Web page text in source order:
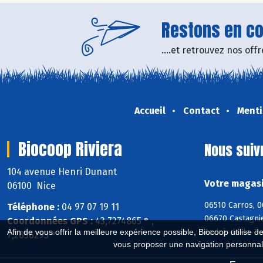
Afin de vous offrir la meilleure expérience possible, Biocoop utilise
vous proposer une navigation
Restons en
....et retrouvez nos
Accueil Contact
Biocoop Riviera
104 avenue Henri Dunant
06100 Nice
Téléphone : 04 97 07 19 11
Coordonnées GPS :43,7274865 ° ,
7,2656293 °
Nous
Votre
06510 Carros,
06670
André-de-la-